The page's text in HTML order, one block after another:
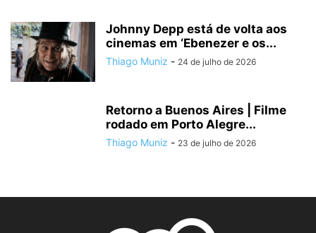
Johnny Depp está de volta aos
cinemas em ‘Ebenezer e os...
Thiago Muniz - 24 de julho de 2026
Retorno a Buenos Aires | Filme
rodado em Porto Alegre...
Thiago Muniz - 23 de julho de 2026